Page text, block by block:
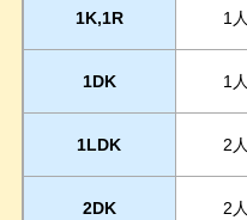
1K,1R 1
1DK 1
1LDK 2
2DK 2